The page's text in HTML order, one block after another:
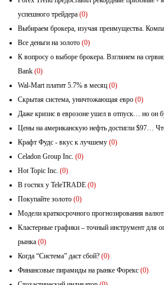
успешного трейдера (0)
Выбираем брокера, изучая преимущества.
Все деньги на золото (0)
К вопросу о выборе брокера. Взглянем на
Bank (0)
Wal-Mart платит 5.7% в месяц (0)
Скрытая система, уничтожающая евро (0)
Даже кризис в еврозоне ушел в отпуск… но он
Цены на американскую нефть достигли $97…
Крафт Фудс - вкус к лучшему (0)
Celadon Group Inc. (0)
Hot Topic Inc. (0)
В гостях у TeleTRADE (0)
Покупайте золото (0)
Модели краткосрочного прогнозирования
Кластерные графики – точный инструмент для
рынка (0)
Когда “Система” даст сбой? (0)
Финансовые пирамиды на рынке Форекс (0)